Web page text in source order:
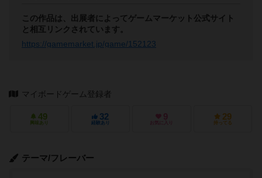
この作品は、出展者によってゲームマーケット公式サイト
と相互リンクされています。
https://gamemarket.jp/game/152123
マイボードゲーム登録者
49
興味あり
32
経験あり
9
お気に入り
29
持ってる
テーマ/フレーバー